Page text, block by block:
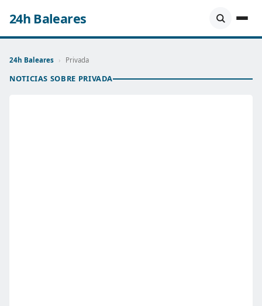
24h Baleares
24h Baleares › Privada
NOTICIAS SOBRE PRIVADA